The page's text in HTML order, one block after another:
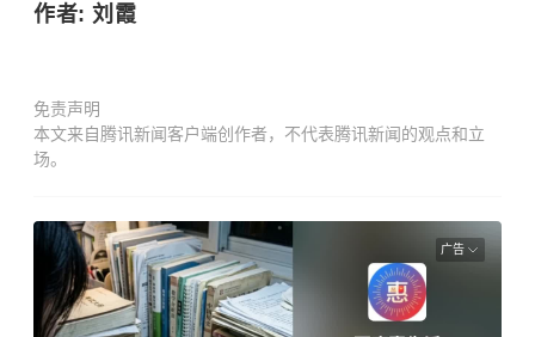
作者: 刘霞
免责声明
本文来自腾讯新闻客户端创作者，不代表腾讯新闻的观点和立
场。
广告